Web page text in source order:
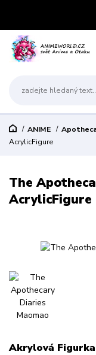
ANIME
AcrylicFigure
The
AcrylicFigure
Akrylová